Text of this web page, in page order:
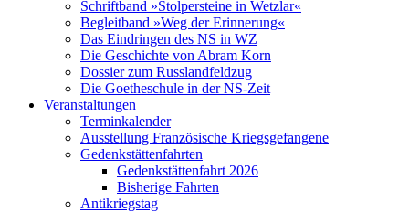
Schriftband »Stolpersteine in Wetzlar«
Begleitband »Weg der Erinnerung«
Das Eindringen des NS in WZ
Die Geschichte von Abram Korn
Dossier zum Russlandfeldzug
Die Goetheschule in der NS-Zeit
Veranstaltungen
Terminkalender
Ausstellung Französische Kriegsgefangene
Gedenkstättenfahrten
Gedenkstättenfahrt 2026
Bisherige Fahrten
Antikriegstag